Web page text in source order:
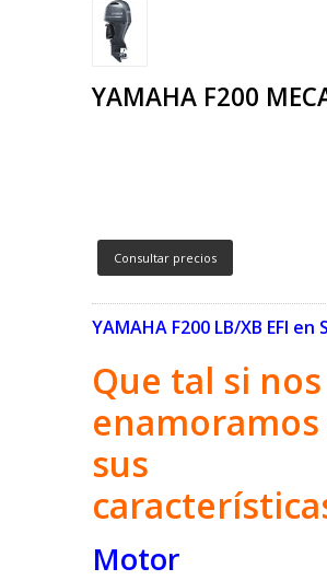
YAMAHA F200
Consultar precios
YAMAHA F200 LB/XB EFI en
Que tal si nos
enamoramos
sus
Motor